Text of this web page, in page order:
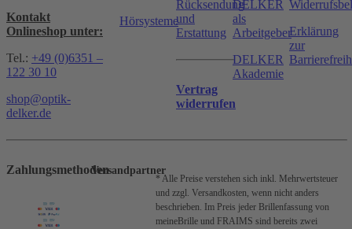
Kontakt
Onlineshop unter:
Tel.: +49 (0)6351 –
122 30 10
shop@optik-
delker.de
Hörsysteme
Rücksendung
und
Erstattung
Vertrag
widerrufen
DELKER
als
Arbeitgeber
DELKER
Akademie
Erklärung
zur
ZahlungsmethodenVersandpartner
* Alle Preise verstehen sich inkl. Mehrwertsteuer
und zzgl. Versandkosten, wenn nicht anders
beschrieben. Im Preis jeder Brillenfassung von
meineBrille und FRAIMS sind bereits zwei